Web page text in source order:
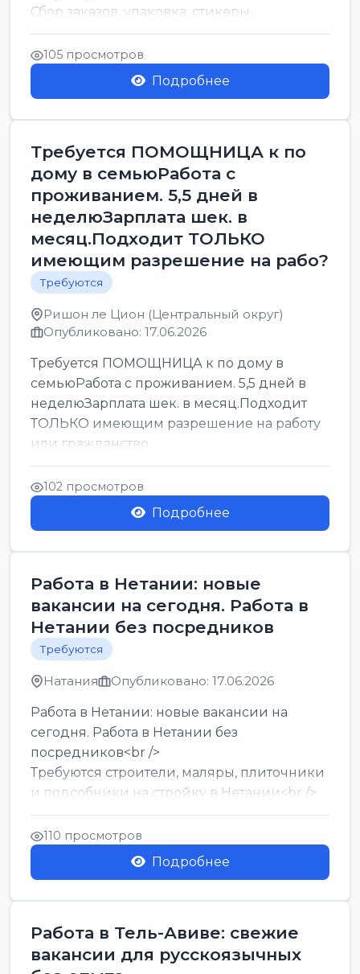
Сбор заказов, упаковка, стикеры,
сортировка Воскре...
105 просмотров
Подробнее
Требуется ПОМОЩНИЦА к по
дому в семьюРабота с
проживанием. 5,5 дней в
неделюЗарплата шек. в
месяц.Подходит ТОЛЬКО
имеющим разрешение на рабо?
Требуются
Ришон ле Цион (Центральный округ)
Опубликовано: 17.06.2026
Требуется ПОМОЩНИЦА к по дому в
семьюРабота с проживанием. 5,5 дней в
неделюЗарплата шек. в месяц.Подходит
ТОЛЬКО имеющим разрешение на работу
или гражданство
102 просмотров
Подробнее
Работа в Нетании: новые
вакансии на сегодня. Работа в
Нетании без посредников
Требуются
Натания Опубликовано: 17.06.2026
Работа в Нетании: новые вакансии на
сегодня. Работа в Нетании без
посредников<br />
Требуются строители, маляры, плиточники
и подсобники на стройку в Нетании<br />
Срочно требуются горничные, уборщи...
110 просмотров
Подробнее
Работа в Тель-Авиве: свежие
вакансии для русскоязычных